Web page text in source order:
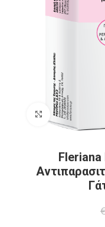
Click to enlarge